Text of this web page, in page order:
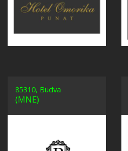
85310, Budva
(MNE)